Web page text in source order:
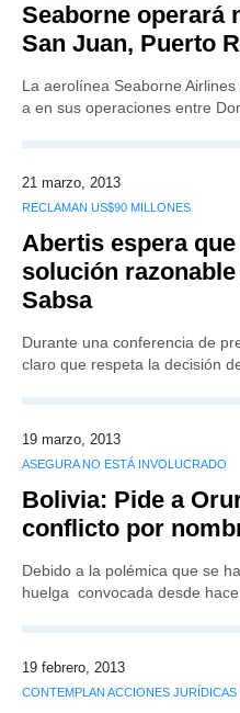
Seaborne operará
San Juan, Puerto
La aerolínea Seaborne
a en sus operaciones entre
21 marzo, 2013
RECLAMAN US$90 MILLONES
Abertis espera
solución
Sabsa
Durante una conferencia de
claro que respeta la decisión
19 marzo, 2013
ASEGURA NO ESTÁ INVOLUCRADO
Bolivia: Pide a
conflicto por
Debido a la polémica que se
huelga convocada desde
19 febrero, 2013
CONTEMPLAN ACCIONES